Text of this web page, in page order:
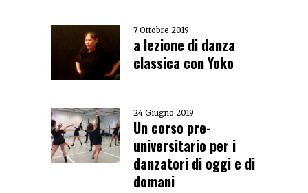
7 Ottobre 2019
a lezione di danza
classica con Yoko
24 Giugno 2019
Un corso pre-
universitario per i
danzatori di oggi e di
domani